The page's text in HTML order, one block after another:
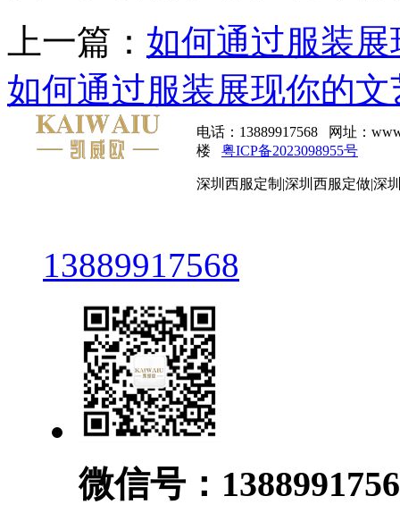
上一篇： 如何通过服装
如何通过服装展现你的
电话：13889917568 网址：
楼 粤ICP备2023098955号
深圳西服定制|深圳西服定做|深
13889917568
微信号：